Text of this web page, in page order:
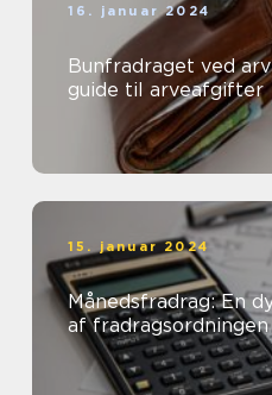
16. januar 2024
Bunfradraget ved
guide til arveafgifter
15. januar 2024
Månedsfradrag: En
af fradragsordningen